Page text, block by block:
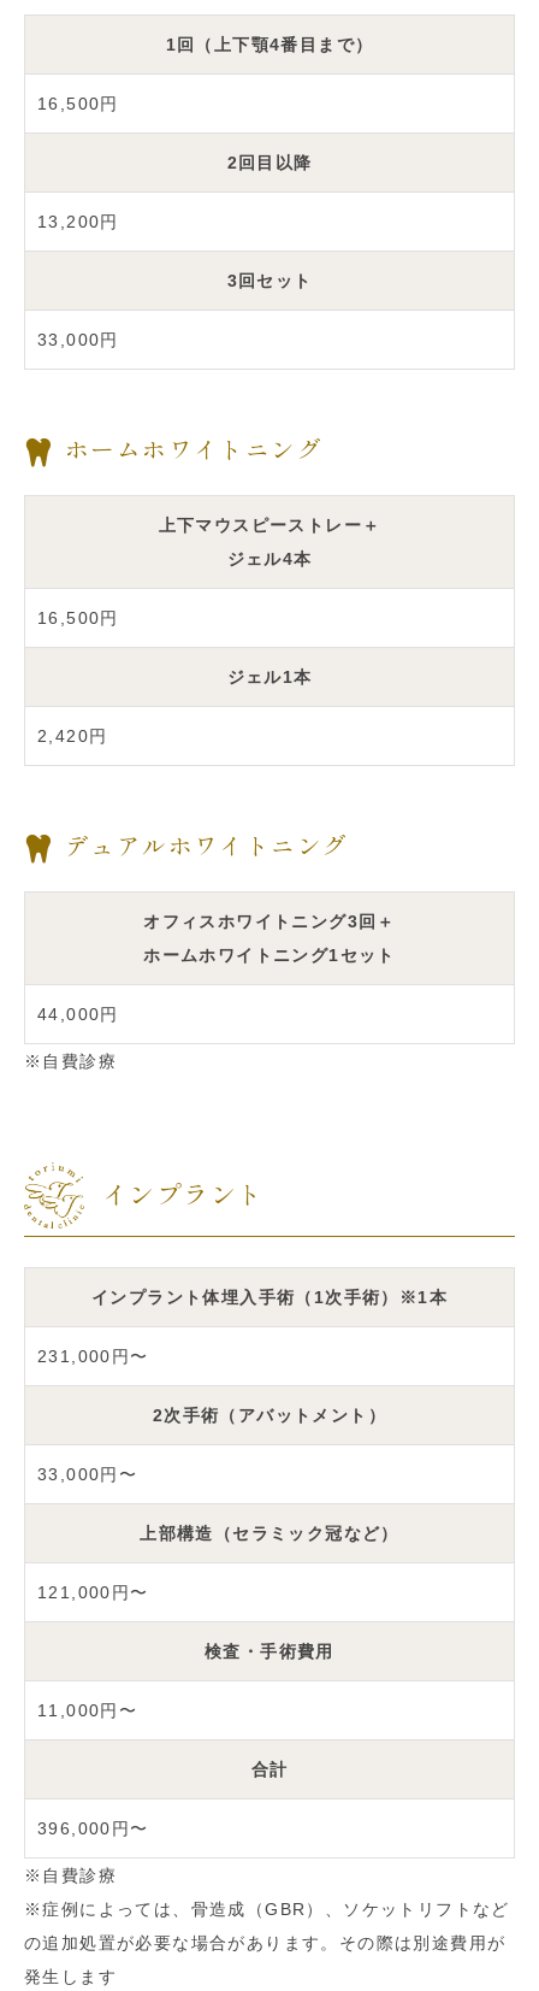
1回（上下顎4番目まで）
16,500円
2回目以降
13,200円
3回セット
33,000円
ホームホワイトニング
上下マウスピーストレー＋
ジェル4本
16,500円
ジェル1本
2,420円
デュアルホワイトニング
オフィスホワイトニング3回＋
ホームホワイトニング1セット
44,000円
※自費診療
インプラント
インプラント体埋入手術（1次手術）※1本
231,000円〜
2次手術（アバットメント）
33,000円〜
上部構造（セラミック冠など）
121,000円〜
検査・手術費用
11,000円〜
合計
396,000円〜
※自費診療
※症例によっては、骨造成（GBR）、ソケットリフトなど
の追加処置が必要な場合があります。その際は別途費用が
発生します